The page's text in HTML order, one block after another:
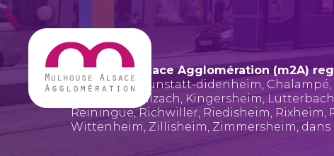
Mulhouse Alsace Agglomération (m2A)
Bruebach, Brunstatt-didenheim, Chalampé,
Illzach, Kingersheim, Lutterbach
Reiningue,Richwiller, Riedisheim, Rixheim,
Wittenheim, Zillisheim, Zimmersheim,